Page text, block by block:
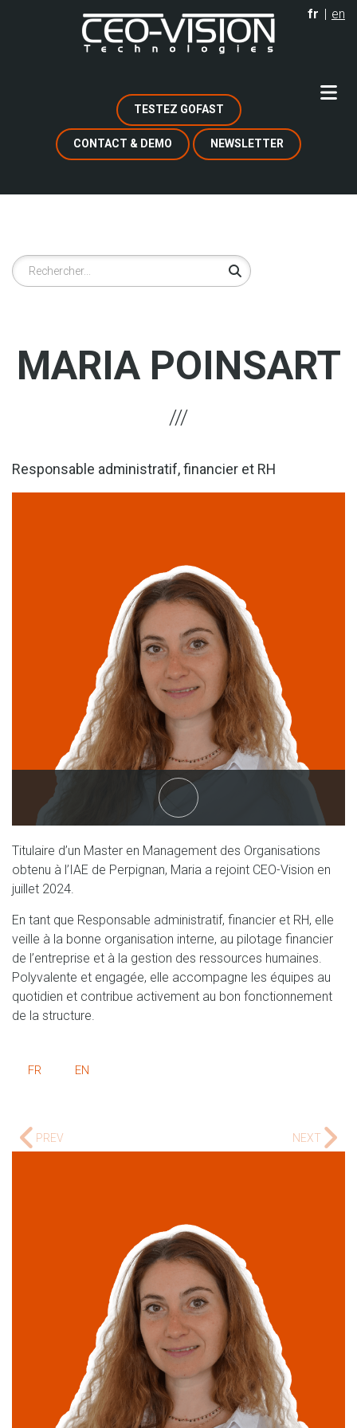
fr en
TESTEZ GOFAST
CONTACT & DEMO NEWSLETTER
Rechercher
MARIA POINSART
Responsable administratif, financier et RH
linkedin
Titulaire d’un Master en Management des Organisations
obtenu à l’IAE de Perpignan, Maria a rejoint CEO-Vision en
juillet 2024.
En tant que Responsable administratif, financier et RH, elle
veille à la bonne organisation interne, au pilotage financier
de l’entreprise et à la gestion des ressources humaines.
Polyvalente et engagée, elle accompagne les équipes au
quotidien et contribue activement au bon fonctionnement
de la structure.
FR EN
Maria Poinsart
PREV NEXT